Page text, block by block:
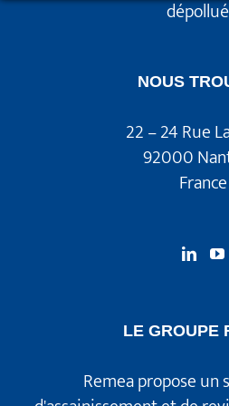
NOUS
22 – 24 Rue
92000
France
LE GROUPE
Remea propose un